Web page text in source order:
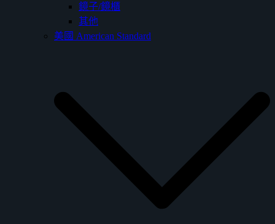
鏡子/鏡櫃
其他
美國 American Standard